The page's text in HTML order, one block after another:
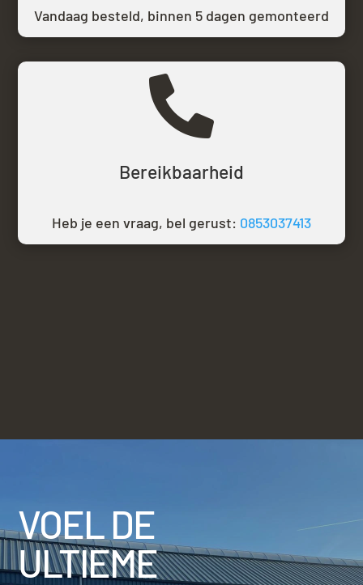
Vandaag besteld, binnen 5 dagen gemonteerd

Bereikbaarheid
Heb je een vraag, bel gerust: 0853037413
VOEL DE
ULTIEME